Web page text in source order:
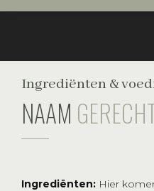
Ingrediënten &
NAAM
Ingrediënten: Hier